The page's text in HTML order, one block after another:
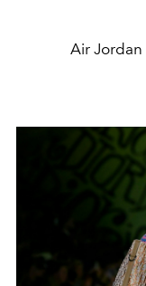
Air Jordan